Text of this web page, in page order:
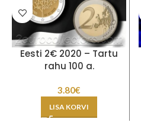
Eesti 2€ 2020 – Tartu
rahu 100 a.
3.80€
LISA KORVI